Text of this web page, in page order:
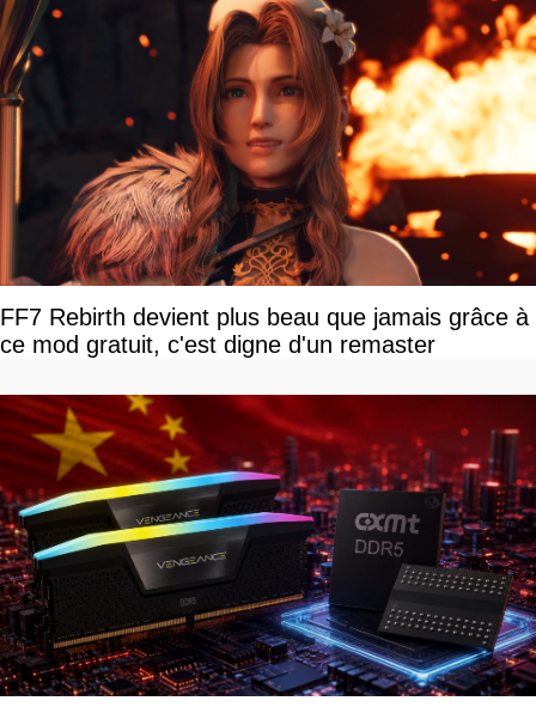
FF7 Rebirth devient plus beau que jamais grâce à
ce mod gratuit, c'est digne d'un remaster